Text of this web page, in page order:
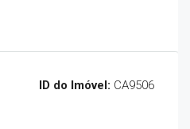
ID do Imóvel: CA9506